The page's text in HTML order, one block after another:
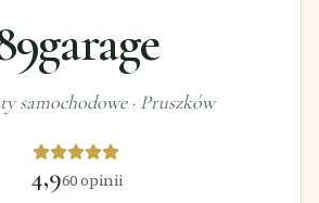
samochodowe· Pruszków
4,960opinii